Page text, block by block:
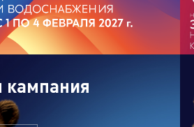
кампания